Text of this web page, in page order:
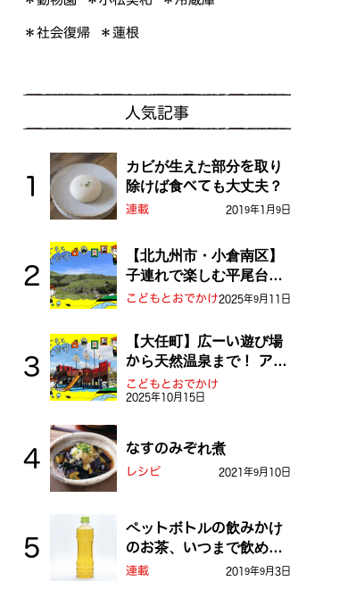
＊社会復帰 ＊蓮根
人気記事
カビが生えた部分を取り
除けば食べても大丈夫？
連載 2019年1月9日
【北九州市・小倉南区】
子連れで楽しむ平尾台！
ふしぎな草原や千仏鍾乳
こどもとおでかけ2025年9月11日
【大任町】広ーい遊び場
から天然温泉まで！ アミ
ューズメントな道の駅・
おおとう桜街道
こどもとおでかけ
2025年10月15日
なすのみぞれ煮
レシピ 2021年9月10日
ペットボトルの飲みかけ
のお茶、いつまで飲め
る？
連載 2019年9月3日